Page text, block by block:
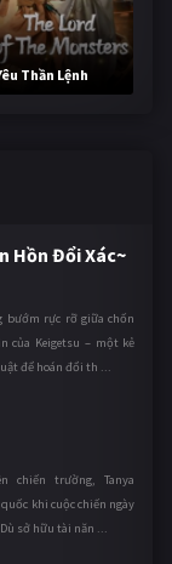
Thần Lệnh
Hồn Đổi Xác~
bướm rực rỡ giữa chốn
của Keigetsu – một kẻ
để hoán đổi th ...
chiến trường, Tanya
khi cuộc chiến ngày
sở hữu tài năn ...